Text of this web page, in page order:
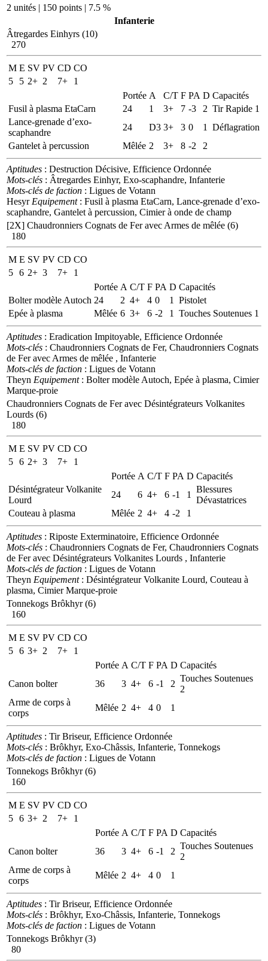
2 unités | 150 points | 7.5 %
Infanterie
Âtregardes Einhyrs (10)
270
M E SV PV CD CO
5
5 2+ 2 7+
1
Portée A C/T F PA D Capacités
Fusil à plasma EtaCarn
24 1 3+ 7 -3 2 Tir Rapide 1
Lance-grenade d’exo-
scaphandre
24 D3 3+ 3 0 1
Déflagration
Gantelet à percussion
Mêlée 2 3+ 8 -2 2
Aptitudes : Destruction Décisive, Efficience Ordonnée
Mots-clés : Âtregardes Einhyr, Exo-scaphandre, Infanterie
Mots-clés de faction : Ligues de Votann
Hesyr Equipement: Fusil à plasma EtaCarn, Lance-grenade d’exo-
scaphandre, Gantelet à percussion, Cimier à onde de champ
[2X] Chaudronniers Cognats de Fer avec Armes de mêlée (6)
180
M E SV PV CD CO
5 6 2+ 3 7+
1
Portée A C/T F PA D Capacités
Bolter modèle Autoch 24 2 4+ 4 0 1
Pistolet
Epée à plasma
Mêlée 6 3+ 6 -2 1 Touches Soutenues 1
Aptitudes : Eradication Impitoyable, Efficience Ordonnée
Mots-clés : Chaudronniers Cognats de Fer, Chaudronniers Cognats
de Fer avec Armes de mêlée , Infanterie
Mots-clés de faction : Ligues de Votann
Theyn Equipement: Bolter modèle Autoch, Epée à plasma, Cimier
Marque-proie
Chaudronniers Cognats de Fer avec Désintégrateurs Volkanites
Lourds (6)
180
M E SV PV CD CO
5 6 2+ 3 7+
1
Portée A C/T F PA D Capacités
Désintégrateur Volkanite
Lourd
24 6 4+ 6 -1 1
Blessures
Dévastatrices
Couteau à plasma
Mêlée 2 4+ 4 -2 1
Aptitudes : Riposte Exterminatoire, Efficience Ordonnée
Mots-clés : Chaudronniers Cognats de Fer, Chaudronniers Cognats
de Fer avec Désintégrateurs Volkanites Lourds , Infanterie
Mots-clés de faction : Ligues de Votann
Theyn Equipement: Désintégrateur Volkanite Lourd, Couteau à
plasma, Cimier Marque-proie
Tonnekogs Brôkhyr (6)
160
M E SV PV CD CO
5 6 3+ 2 7+
1
Portée A C/T F PA D Capacités
Canon bolter
36 3 4+ 6 -1 2
Touches Soutenues
2
Arme de corps à
corps
Mêlée 2 4+ 4 0 1
Aptitudes : Tir Briseur, Efficience Ordonnée
Mots-clés : Brôkhyr, Exo-Châssis, Infanterie, Tonnekogs
Mots-clés de faction : Ligues de Votann
Tonnekogs Brôkhyr (6)
160
M E SV PV CD CO
5 6 3+ 2 7+
1
Portée A C/T F PA D Capacités
Canon bolter
36 3 4+ 6 -1 2
Touches Soutenues
2
Arme de corps à
corps
Mêlée 2 4+ 4 0 1
Aptitudes : Tir Briseur, Efficience Ordonnée
Mots-clés : Brôkhyr, Exo-Châssis, Infanterie, Tonnekogs
Mots-clés de faction : Ligues de Votann
Tonnekogs Brôkhyr (3)
80